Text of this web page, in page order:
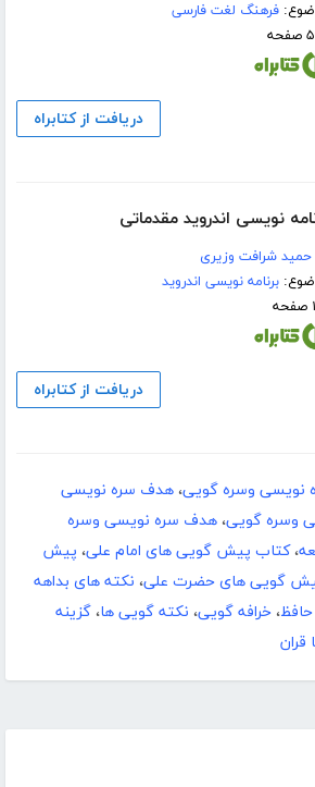
فرهنگ لغت فارسی
دریافت از کتابراه
نویسی اندروید مقدماتی
حمید شرافت وزیری
برنامه نویسی اندروید
دریافت از کتابراه
نویسی وسره گویی، هدف سره نویسی
وسره گویی، هدف سره نویسی وسره
،کتاب پیش گویی های امام علی، پیش
گویی های حضرت علی، نکته های بداهه
، خرافه گویی، نکته گویی ها، گزینه
قران